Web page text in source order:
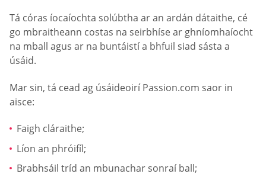
Tá córas íocaíochta solúbtha ar an ardán dátaithe, cé
go mbraitheann costas na seirbhíse ar ghníomhaíocht
na mball agus ar na buntáistí a bhfuil siad sásta a
úsáid.
Mar sin, tá cead ag úsáideoirí Passion.com saor in
aisce:
Faigh cláraithe;
Líon an phróifíl;
Brabhsáil tríd an mbunachar sonraí ball;